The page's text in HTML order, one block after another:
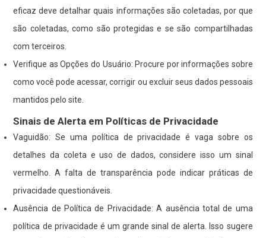
eficaz deve detalhar quais informações são coletadas, por que
são coletadas, como são protegidas e se são compartilhadas
com terceiros.
Verifique as Opções do Usuário: Procure por informações sobre
como você pode acessar, corrigir ou excluir seus dados pessoais
mantidos pelo site.
Sinais de Alerta em Políticas de Privacidade
Vaguidão: Se uma política de privacidade é vaga sobre os
detalhes da coleta e uso de dados, considere isso um sinal
vermelho. A falta de transparência pode indicar práticas de
privacidade questionáveis.
Ausência de Política de Privacidade: A ausência total de uma
política de privacidade é um grande sinal de alerta. Isso sugere